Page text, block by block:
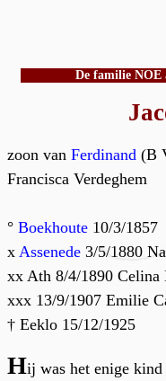
De familie NOE
zoon van Ferdinand (B
Francisca Verdeghem
° Boekhoute 10/3/1857
x Assenede 3/5/1880
xx Ath 8/4/1890 Celina
xxx 13/9/1907 Emilie
† Eeklo 15/12/1925
Hij was het enige